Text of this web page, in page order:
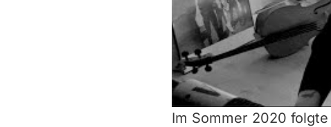
Im Sommer 2020